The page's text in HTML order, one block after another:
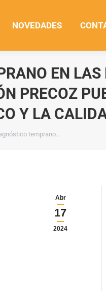
NOVEDADES
EN LAS
PRECOZ
Y LA
temprano…
Abr
17
2024